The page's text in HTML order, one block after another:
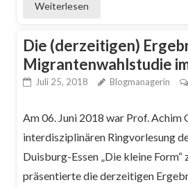
Weiterlesen
Die (derzeitigen)
Migrantenwahlstudie
Juli 25, 2018 Blogmanagerin
Am 06. Juni 2018 war Prof. Achim
interdisziplinären Ringvorlesung
Duisburg-Essen „Die kleine Form“
präsentierte die derzeitigen